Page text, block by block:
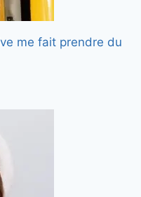
me fait prendre du